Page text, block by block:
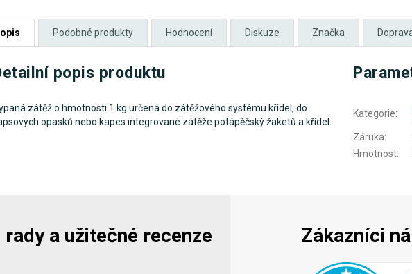
Podobné produkty Hodnocení Diskuze Značka
popis produktu
zátěž o hmotnosti 1 kg určená do zátěžového systému křídel, do
opasků nebo kapes integrované zátěže potápěčský žaketů a křídel.
Kategorie:
Záruka:
Hmotnost:
a užitečné recenze Zákazníci